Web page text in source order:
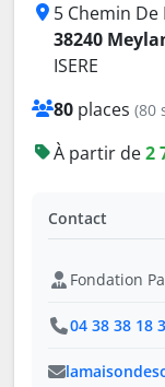
5 Chemin
38240
ISERE
80 places (80
À partir de2
Contact
Fondation
04 38 38 18